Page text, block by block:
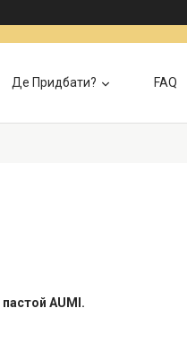
Де Придбати? FAQ
AUMI.